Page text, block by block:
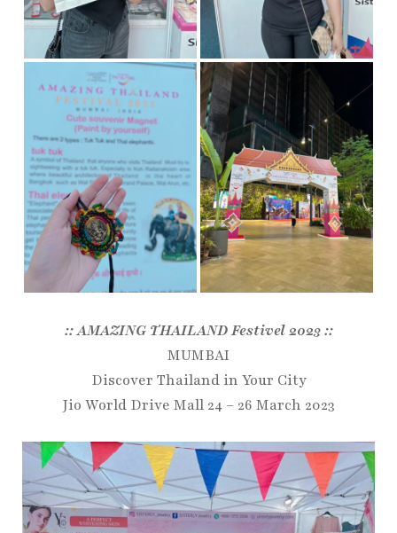
:: AMAZING THAILAND Festivel 2023 ::
MUMBAI
Discover Thailand in Your City
Jio World Drive Mall 24 – 26 March 2023